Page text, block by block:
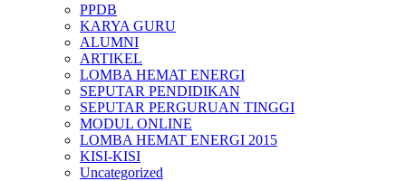
PPDB
KARYA GURU
ALUMNI
ARTIKEL
LOMBA HEMAT ENERGI
SEPUTAR PENDIDIKAN
SEPUTAR PERGURUAN TINGGI
MODUL ONLINE
LOMBA HEMAT ENERGI 2015
KISI-KISI
Uncategorized